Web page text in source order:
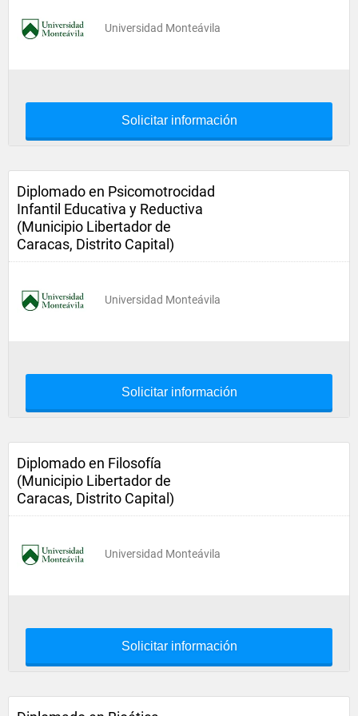
Universidad Monteávila
Solicitar información
Diplomado en Psicomotrocidad
Infantil Educativa y Reductiva
(Municipio Libertador de
Caracas, Distrito Capital)
Universidad Monteávila
Solicitar información
Diplomado en Filosofía
(Municipio Libertador de
Caracas, Distrito Capital)
Universidad Monteávila
Solicitar información